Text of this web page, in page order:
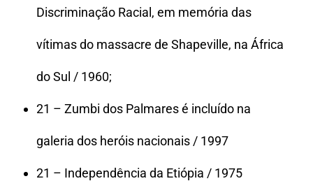
Discriminação Racial, em memória das
vítimas do massacre de Shapeville, na África
do Sul / 1960;
21 – Zumbi dos Palmares é incluído na
galeria dos heróis nacionais / 1997
21 – Independência da Etiópia / 1975